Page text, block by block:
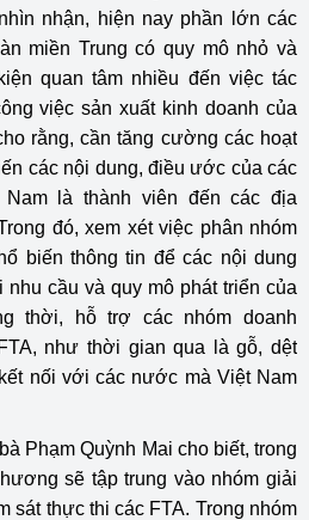
nhận, hiện nay phần lớn các
miền Trung có quy mô nhỏ và
quan tâm nhiều đến việc tác
việc sản xuất kinh doanh của
rằng, cần tăng cường các hoạt
các nội dung, điều ước của các
là thành viên đến các địa
đó, xem xét việc phân nhóm
biến thông tin để các nội dung
cầu và quy mô phát triển của
thời, hỗ trợ các nhóm doanh
như thời gian qua là gỗ, dệt
nối với các nước mà Việt Nam
Phạm Quỳnh Mai cho biết, trong
sẽ tập trung vào nhóm giải
sát thực thi các FTA. Trong nhóm